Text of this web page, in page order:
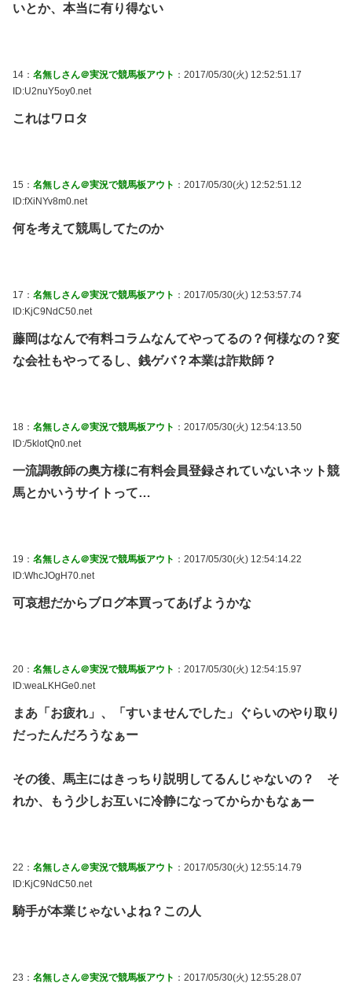
いとか、本当に有り得ない
14： 名無しさん＠実況で競馬板アウト ：2017/05/30(火) 12:52:51.17
ID:U2nuY5oy0.net
これはワロタ
15： 名無しさん＠実況で競馬板アウト ：2017/05/30(火) 12:52:51.12
ID:fXiNYv8m0.net
何を考えて競馬してたのか
17： 名無しさん＠実況で競馬板アウト ：2017/05/30(火) 12:53:57.74
ID:KjC9NdC50.net
藤岡はなんで有料コラムなんてやってるの？何様なの？変
な会社もやってるし、銭ゲバ？本業は詐欺師？
18： 名無しさん＠実況で競馬板アウト ：2017/05/30(火) 12:54:13.50
ID:/5klotQn0.net
一流調教師の奥方様に有料会員登録されていないネット競
馬とかいうサイトって…
19： 名無しさん＠実況で競馬板アウト ：2017/05/30(火) 12:54:14.22
ID:WhcJOgH70.net
可哀想だからブログ本買ってあげようかな
20： 名無しさん＠実況で競馬板アウト ：2017/05/30(火) 12:54:15.97
ID:weaLKHGe0.net
まあ「お疲れ」、「すいませんでした」ぐらいのやり取り
だったんだろうなぁー
その後、馬主にはきっちり説明してるんじゃないの？ そ
れか、もう少しお互いに冷静になってからかもなぁー
22： 名無しさん＠実況で競馬板アウト ：2017/05/30(火) 12:55:14.79
ID:KjC9NdC50.net
騎手が本業じゃないよね？この人
23： 名無しさん＠実況で競馬板アウト ：2017/05/30(火) 12:55:28.07